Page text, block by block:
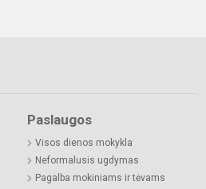
Paslaugos
Visos dienos mokykla
Neformalusis ugdymas
Pagalba mokiniams ir tėvams